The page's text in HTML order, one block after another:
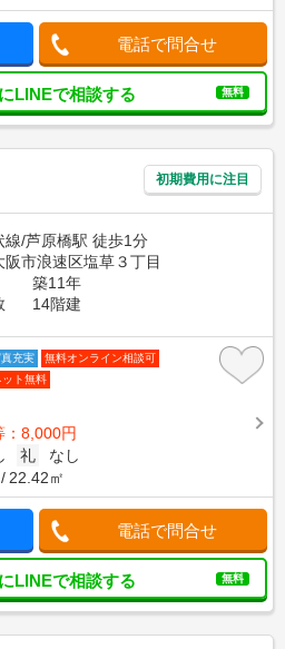
電話で問合せ
LINEで相談する 無料
初期費用に注目
線/芦原橋駅 徒歩1分
阪市浪速区塩草３丁目
築11年
14階建
充実
無料オンライン相談可
ット無料
：8,000円
礼
なし
22.42㎡
電話で問合せ
LINEで相談する 無料